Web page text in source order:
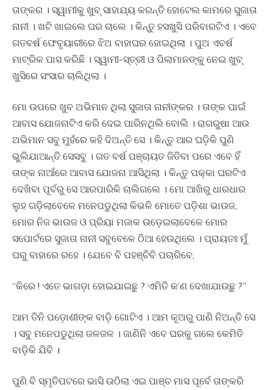
ତାଙ୍କର । ସ୍ୱାମୀକୁ ଖୁବ୍ ସାହାଯ୍ୟ କରନ୍ତି ହୋଟେଲ କାମରେ ସୁଜାତା
ନାନୀ । ଖଟି ଖାଇଲେ ଘର ଚାଲେ । କିନ୍ତୁ ହସଖୁସି ପରିବାରଟିଏ । ଏବେ
ଗତବର୍ଷ ଫେବୃୟାରୀରେ ଝିଅ ବାହାଘର ହୋଇଥିଲା । ପୁଅ ଏବର୍ଷ
ମାଟ୍ରିକ ପାସ କରିଛି । ସ୍ୱାମୀ-ସ୍ତ୍ରୀ ଓ ପିଲାମାନଙ୍କୁ ନେଇ ଖୁବ୍
ଖୁସିରେ ସଂସାର ଚାଲିଥିଲା ।
ମୋ ଉପରେ ଖୁବ ଅଭିମାନ ଥିଲା ସୁଜାତା ନାନୀଙ୍କର । ତାଙ୍କ ପାଇଁ
ଆବାସ ଯୋଜନାଟିଏ କରି ଦେଇ ପାରିନଥିଲି ବୋଲି । ରାଗରୁଷା ଆଉ
ଅଭିମାନ ସବୁ ମୁହଁରେ କହି ଦିଅନ୍ତି ସେ । କିନ୍ତୁ ଆର ଘଡ଼ିକି ପୁଣି
ଭୁଲିଯାଆନ୍ତି ସେସବୁ । ଗତ ବର୍ଷ ପଞ୍ଚାୟତ ଜିତିବା ପରେ ଏବେ ହିଁ
ତାଙ୍କ ନାଆଁରେ ଆବାସ ଯୋଜନା ଆସିଥିଲା । କିନ୍ତୁ ପକ୍କା ଘରଟିଏ
ଦେଖିବା ପୂର୍ବରୁ ସେ ଆରପାରିକି ଚାଲିଗଲେ । ମୋ ଆଖିରୁ ଧାରଧାର
ଲୁହ ଗଡ଼ିଲାବେଳେ ମନେପଡୁଥିଲା କିଭଳି ମୋତେ ପଡ଼ିଶା ଭାଉଜ,
ମୋର ନିଜ ଭାଉଜ ଓ ପ୍ରିୟା ମଜାକ ଉଡ଼େଇଲାବେଳେ ମୋର
ସପୋର୍ଟରେ ସୁଜାତା ନାନୀ ସବୁବେଳେ ଠିଆ ହେଉଥିଲେ । ପ୍ରାୟତଃ ମୁଁ
ଘରୁ ବାହାରେ ରହେ । ଯେବେ ବି ପହଞ୍ଚିବି ପଚାରିବେ,
“କିରେ ! ଏତେ ଭାଗଡ଼ା ହୋଇଯାଇଛୁ ? ଏମିତି କ’ଣ ଦେଖାଯାଉଛୁ ?”
ଆମ ତିନି ପଡ଼ୋଶୀଙ୍କ ବାଡ଼ି ଗୋଟିଏ । ଆମ କୂଅରୁ ପାଣି ନିଅନ୍ତି ସେ
। ସବୁ ମନେପଡୁଥିଲା ଜଳଜଳ । ଜାଣିନି ଏବେ ଘରକୁ ଗଲେ କେମିତି
ବାଡ଼ିକି ଯିବି ।
ପୁଣି ବି ସ୍ମୃତିପଟରେ ଭାସି ଉଠିଲା ଏଇ ପାଞ୍ଚ ମାସ ପୂର୍ବେ ତାଙ୍କରି